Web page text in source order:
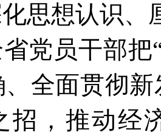
想认识、
员干部把“
全面贯彻
招，推动经